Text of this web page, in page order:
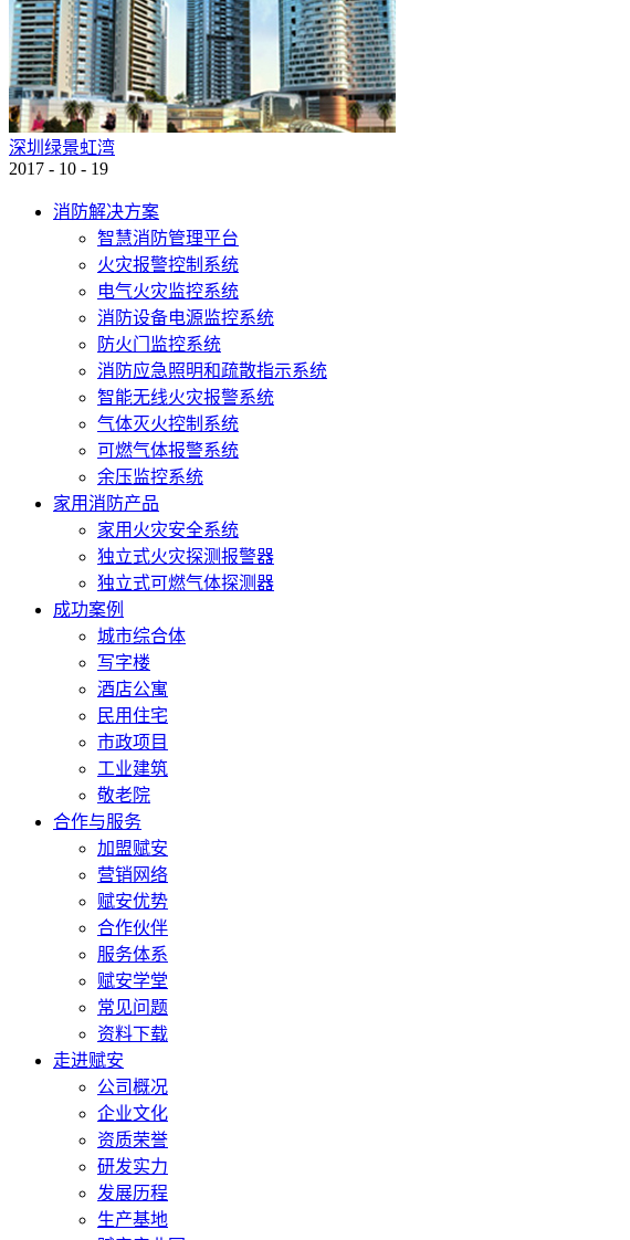
深圳绿景虹湾
2017 - 10 - 19
消防解决方案
智慧消防管理平台
火灾报警控制系统
电气火灾监控系统
消防设备电源监控系统
防火门监控系统
消防应急照明和疏散指示系统
智能无线火灾报警系统
气体灭火控制系统
可燃气体报警系统
余压监控系统
家用消防产品
家用火灾安全系统
独立式火灾探测报警器
独立式可燃气体探测器
成功案例
城市综合体
写字楼
酒店公寓
民用住宅
市政项目
工业建筑
敬老院
合作与服务
加盟赋安
营销网络
赋安优势
合作伙伴
服务体系
赋安学堂
常见问题
资料下载
走进赋安
公司概况
企业文化
资质荣誉
研发实力
发展历程
生产基地